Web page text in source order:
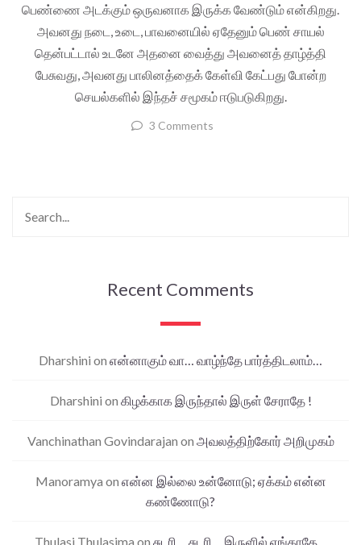
பெண்ணை அடக்கும் ஒருவனாக இருக்க வேண்டும் என்கிறது.
அவனது நடை, உடை, பாவனையில் ஏதேனும் பெண் சாயல்
தென்பட்டால் உடனே அதனை வைத்து அவனைத் தாழ்த்தி
பேசுவது, அவனது பாலினத்தைக் கேள்வி கேட்பது போன்ற
செயல்களில் இந்தச் சமூகம் ஈடுபடுகிறது.
3 Comments
Recent Comments
Dharshini on என்னாகும் வா… வாழ்ந்தே பார்த்திடலாம்…
Dharshini on கிழக்காக இருந்தால் இருள் சேராதே !
Vanchinathan Govindarajan on அவலத்திற்கோர் அறிமுகம்
Manoramya on என்ன இல்லை உன்னோடு; ஏக்கம் என்ன
கண்ணோடு?
Thulasi Thulasima on சுடரி… சுடரி… இருளில் ஏங்காதே…